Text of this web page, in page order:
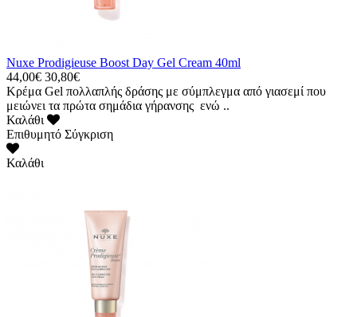
Nuxe Prodigieuse Boost Day Gel Cream 40ml
44,00€ 30,80€
Κρέμα Gel πολλαπλής δράσης με σύμπλεγμα από γιασεμί που
μειώνει τα πρώτα σημάδια γήρανσης ενώ ..
Καλάθι
Επιθυμητό Σύγκριση
Καλάθι